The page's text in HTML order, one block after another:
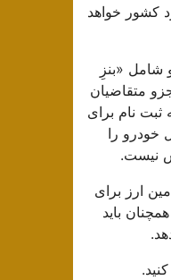
خودروی خارجی وارد کشور خواهد
«خبرگزاری مهر» طبق اعلام گمرک ایران در بهار امسال صرفاً ۲۴۱ خودرو شامل «بنزِ
است. از سویی دیگر نیز از ۳۴ هزار نفری که جزو متقاضیان
حمایت اقدام به ثبت نام برای
خودرو را
نیست.
ارز برای
باید